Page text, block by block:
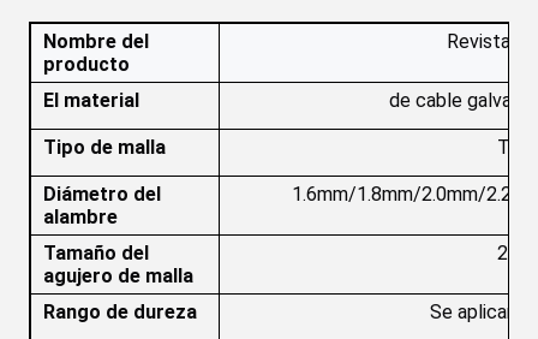
Nombre del
producto
Revista
El material de cable
Tipo de malla
Diámetro del
alambre
1.6mm/1.8mm/2.0mm/
Tamaño del
agujero de malla
25.4
Rango de dureza Se aplican